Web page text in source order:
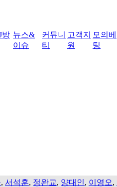
방 뉴스&
이슈
커뮤니
티
고객지
원
모의베
팅
, 서석훈, 정완교, 양대인, 이영오,